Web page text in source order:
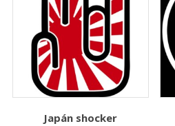
Japán shocker